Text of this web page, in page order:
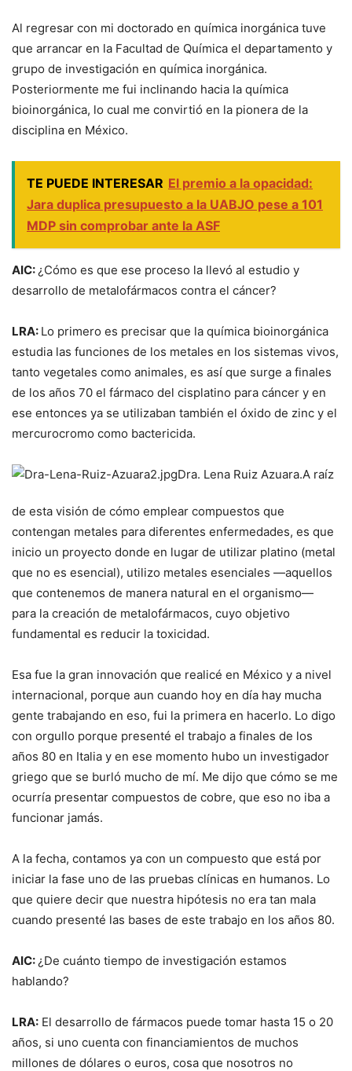
Al regresar con mi doctorado en química inorgánica tuve
que arrancar en la Facultad de Química el departamento y
grupo de investigación en química inorgánica.
Posteriormente me fui inclinando hacia la química
bioinorgánica, lo cual me convirtió en la pionera de la
disciplina en México.
TE PUEDE INTERESAR El premio a la opacidad:
Jara duplica presupuesto a la UABJO pese a 101
MDP sin comprobar ante la ASF
AIC:¿Cómo es que ese proceso la llevó al estudio y
desarrollo de metalofármacos contra el cáncer?
LRA: Lo primero es precisar que la química bioinorgánica
estudia las funciones de los metales en los sistemas vivos,
tanto vegetales como animales, es así que surge a finales
de los años 70 el fármaco del cisplatino para cáncer y en
ese entonces ya se utilizaban también el óxido de zinc y el
mercurocromo como bactericida.
Dra. Lena Ruiz Azuara.A raíz
de esta visión de cómo emplear compuestos que
contengan metales para diferentes enfermedades, es que
inicio un proyecto donde en lugar de utilizar platino (metal
que no es esencial), utilizo metales esenciales —aquellos
que contenemos de manera natural en el organismo—
para la creación de metalofármacos, cuyo objetivo
fundamental es reducir la toxicidad.
Esa fue la gran innovación que realicé en México y a nivel
internacional, porque aun cuando hoy en día hay mucha
gente trabajando en eso, fui la primera en hacerlo. Lo digo
con orgullo porque presenté el trabajo a finales de los
años 80 en Italia y en ese momento hubo un investigador
griego que se burló mucho de mí. Me dijo que cómo se me
ocurría presentar compuestos de cobre, que eso no iba a
funcionar jamás.
A la fecha, contamos ya con un compuesto que está por
iniciar la fase uno de las pruebas clínicas en humanos. Lo
que quiere decir que nuestra hipótesis no era tan mala
cuando presenté las bases de este trabajo en los años 80.
AIC:¿De cuánto tiempo de investigación estamos
hablando?
LRA: El desarrollo de fármacos puede tomar hasta 15 o 20
años, si uno cuenta con financiamientos de muchos
millones de dólares o euros, cosa que nosotros no